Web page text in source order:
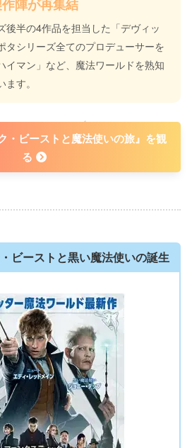
陣が再集結
後半の4作品を担当した「デヴィッ
タシリーズ全てのプロデューサーを
イマン」など、魔法ワールドを熟知
す。
NOW !
・ビーストと魔法使いの旅』を観
る
ビーストと黒い魔法使いの誕生